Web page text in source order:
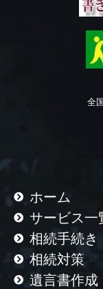
全
ホーム
サービス一
相続手続き
相続対策
遺言書作成